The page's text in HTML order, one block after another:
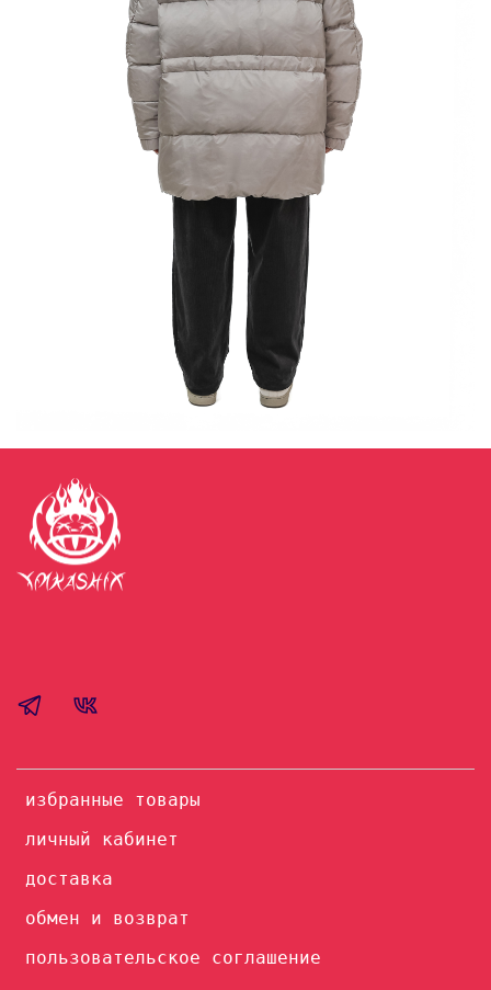
избранные товары
личный кабинет
доставка
обмен и возврат
пользовательское соглашение